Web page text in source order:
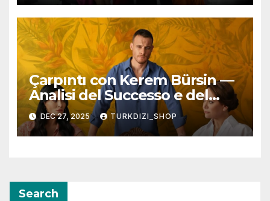
Çarpıntı con Kerem Bürsin —
Analisi del Successo e del
Finale della Serie
DEC 27, 2025 TURKDIZI_SHOP
Search